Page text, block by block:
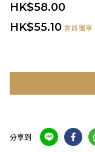
HK$58.00
HK$55.10 會員獨享
分享到